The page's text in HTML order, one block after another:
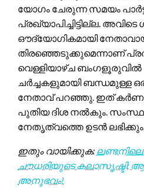
യോഗം ചേരുന്ന സമയം
പ്രഖ്യാപിച്ചിട്ടില്ല.
ഔദ്യോഗികമായി
തിരഞ്ഞെടുക്കുമെന്നാണ്
വെള്ളിയാഴ്ച ബംഗളൂരുവിൽ
ചർച്ചകളുമായി ബന്ധമുള്ള ഒരു
നേതാവ് പറഞ്ഞു. ഇത്
പുതിയ ദിശ നൽകും.
നേതൃത്വത്തെ ഉടൻ ലഭിക്കും.
ഇതും വായിക്കുക: ലണ്ടനിലെ
ചൗധരിയുടെ കലാസൃഷ്ടി;
അനുഭവം!